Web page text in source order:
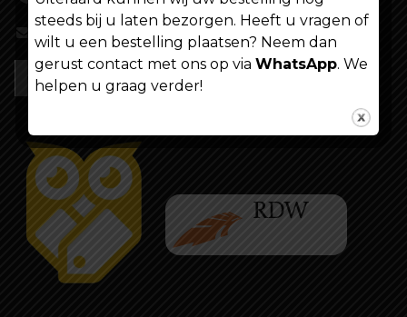
info@shoppenvooriedereen.nl
steeds bij u laten bezorgen. Heeft u vragen of
wilt u een bestelling plaatsen? Neem dan
gerust contact met ons op via WhatsApp. We
helpen u graag verder!